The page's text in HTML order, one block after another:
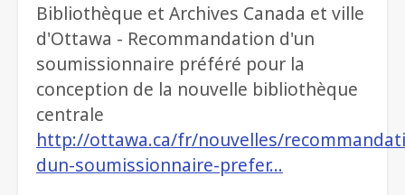
Bibliothèque et Archives Canada et ville
d'Ottawa - Recommandation d'un
soumissionnaire préféré pour la
conception de la nouvelle bibliothèque
centrale
http://ottawa.ca/fr/nouvelles/
dun-soumissionnaire-prefer…